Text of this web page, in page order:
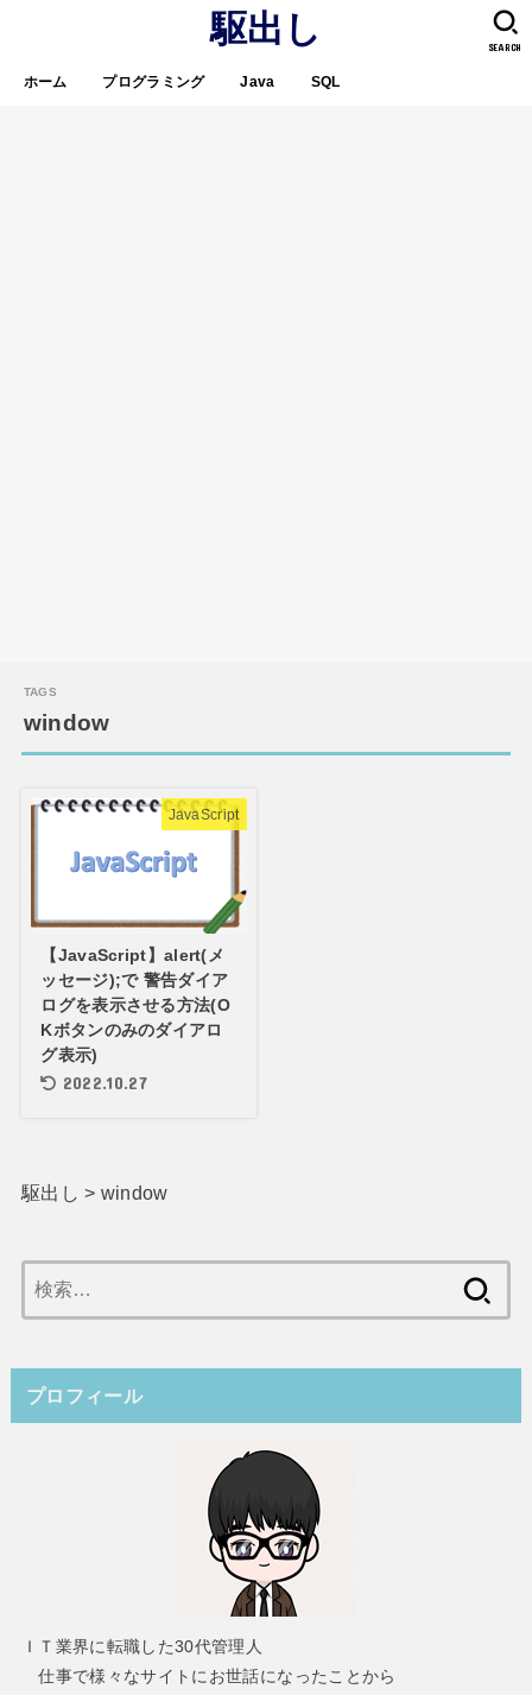
駆出し
ホーム プログラミング Java SQL
SEARCH
window
JavaScript
【JavaScript】alert(メ
ッセージ);で 警告ダイア
ログを表示させる方法(O
Kボタンのみのダイアロ
グ表示)
2022.10.27
駆出し > window
索:
プロフィール
ＩＴ業界に転職した30代管理人
仕事で様々なサイトにお世話になったことから